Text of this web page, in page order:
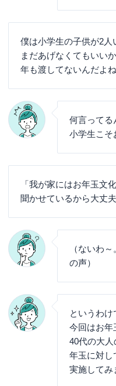
僕は小学生の子供が2人
まだあげなくてもいい
年も渡してないんだよね
何言ってる
小学生こそ
「我が家にはお年玉文
聞かせているから大丈夫
（ないわ
の声）
というわけ
今回はお年
40代の大
年玉に対し
実施してみ